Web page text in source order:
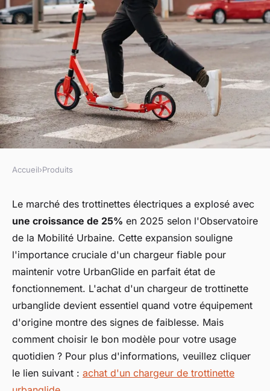
Chargeur trottinette
urbanglide : performance et
fiabilité assurées
Héloïse•6 novembre 2025•4 min de lecture
Accueil›Produits
Le marché des trottinettes électriques a explosé avec
une croissance de 25% en 2025 selon l'Observatoire
de la Mobilité Urbaine. Cette expansion souligne
l'importance cruciale d'un chargeur fiable pour
maintenir votre UrbanGlide en parfait état de
fonctionnement. L'achat d'un chargeur de trottinette
urbanglide devient essentiel quand votre équipement
d'origine montre des signes de faiblesse. Mais
comment choisir le bon modèle pour votre usage
quotidien ? Pour plus d'informations, veuillez cliquer
le lien suivant : achat d'un chargeur de trottinette